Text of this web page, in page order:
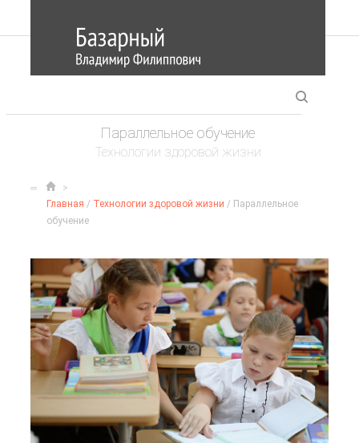
Параллельное обучение
Технологии здоровой жизни
Главная / Технологии здоровой жизни / Параллельное
обучение